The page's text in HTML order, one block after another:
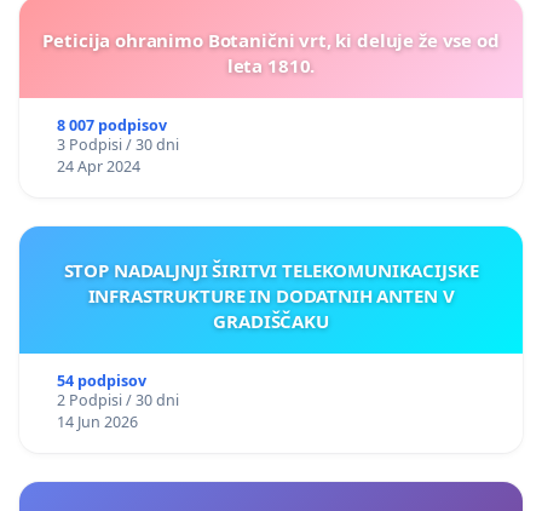
Peticija ohranimo Botanični vrt, ki deluje že vse od
leta 1810.
8 007 podpisov
3 Podpisi / 30 dni
24 Apr 2024
STOP NADALJNJI ŠIRITVI TELEKOMUNIKACIJSKE
INFRASTRUKTURE IN DODATNIH ANTEN V
GRADIŠČAKU
54 podpisov
2 Podpisi / 30 dni
14 Jun 2026